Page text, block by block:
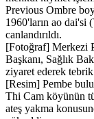
Previous Ombre
1960'ların ao dai'si
canlandırıldı.
[Fotoğraf] Merkezi
Başkanı, Sağlık
ziyaret ederek
[Resim] Pembe
Thi Cam köyünün
ateş yakma